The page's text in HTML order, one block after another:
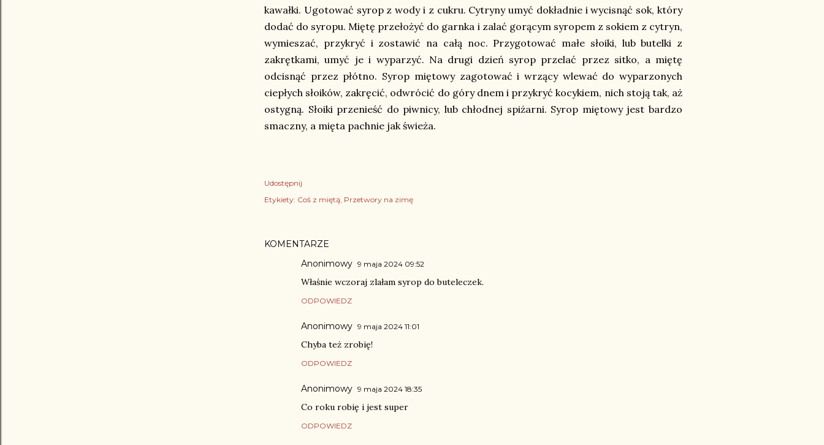
kawałki. Ugotować syrop z wody i z cukru. Cytryny umyć dokładnie i wycisnąć sok, który
dodać do syropu. Miętę przełożyć do garnka i zalać gorącym syropem z sokiem z cytryn,
wymieszać, przykryć i zostawić na całą noc. Przygotować małe słoiki, lub butelki z
zakrętkami, umyć je i wyparzyć. Na drugi dzień syrop przelać przez sitko, a miętę
odcisnąć przez płótno. Syrop miętowy zagotować i wrzący wlewać do wyparzonych
ciepłych słoików, zakręcić, odwrócić do góry dnem i przykryć kocykiem, nich stoją tak, aż
ostygną. Słoiki przenieść do piwnicy, lub chłodnej spiżarni. Syrop miętowy jest bardzo
smaczny, a mięta pachnie jak świeża.
Udostępnij
Etykiety: Coś z miętą Przetwory na zimę
KOMENTARZE
Anonimowy 9 maja 2024 09:52
Właśnie wczoraj zlałam syrop do buteleczek.
ODPOWIEDZ
Anonimowy 9 maja 2024 11:01
Chyba też zrobię!
ODPOWIEDZ
Anonimowy 9 maja 2024 18:35
Co roku robię i jest super
ODPOWIEDZ